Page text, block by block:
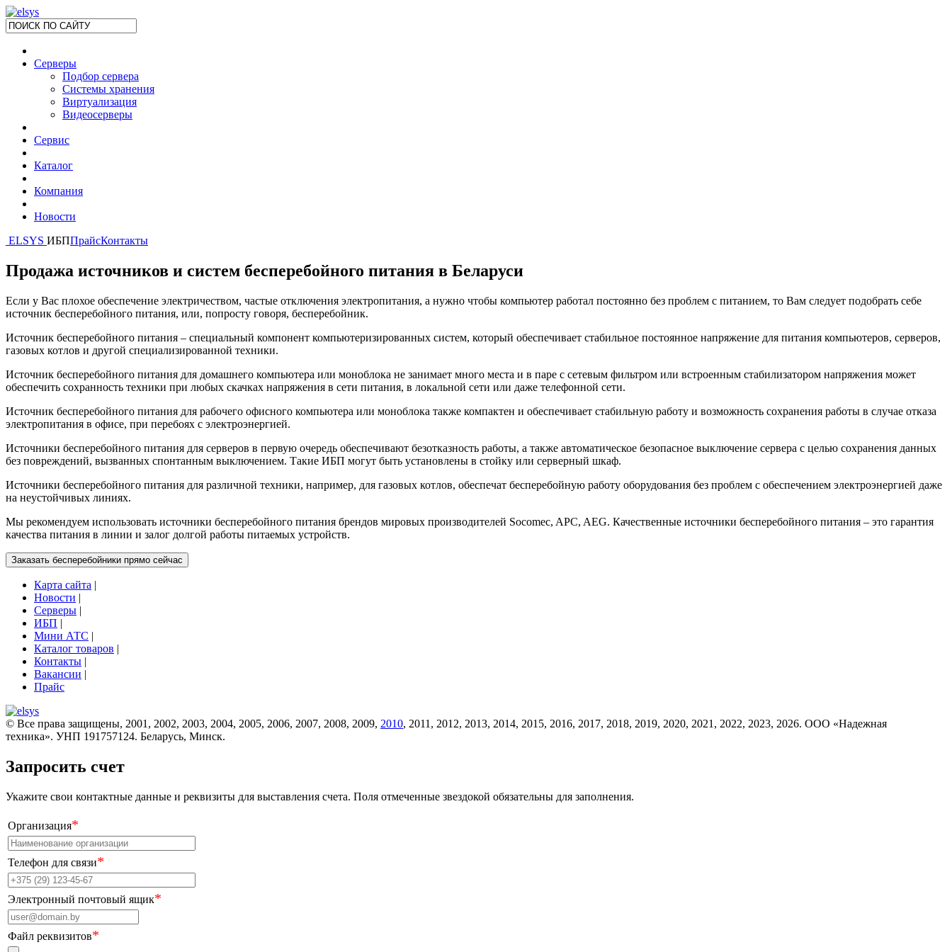
Серверы
Подбор сервера
Системы хранения
Виртуализация
Видеосерверы
Сервис
Каталог
Компания
Новости
ELSYS ИБППрайсКонтакты
Продажа источников и систем бесперебойного питания в Беларуси
Если у Вас плохое обеспечение электричеством, частые отключения электропитания, а нужно чтобы компьютер работал постоянно без проблем с питанием, то Вам следует подобрать себе
источник бесперебойного питания, или, попросту говоря, бесперебойник.
Источник бесперебойного питания – специальный компонент компьютеризированных систем, который обеспечивает стабильное постоянное напряжение для питания компьютеров, серверов,
газовых котлов и другой специализированной техники.
Источник бесперебойного питания для домашнего компьютера или моноблока не занимает много места и в паре с сетевым фильтром или встроенным стабилизатором напряжения может
обеспечить сохранность техники при любых скачках напряжения в сети питания, в локальной сети или даже телефонной сети.
Источник бесперебойного питания для рабочего офисного компьютера или моноблока также компактен и обеспечивает стабильную работу и возможность сохранения работы в случае отказа
электропитания в офисе, при перебоях с электроэнергией.
Источники бесперебойного питания для серверов в первую очередь обеспечивают безотказность работы, а также автоматическое безопасное выключение сервера с целью сохранения данных
без повреждений, вызванных спонтанным выключением. Такие ИБП могут быть установлены в стойку или серверный шкаф.
Источники бесперебойного питания для различной техники, например, для газовых котлов, обеспечат бесперебойную работу оборудования без проблем с обеспечением электроэнергией даже
на неустойчивых линиях.
Мы рекомендуем использовать источники бесперебойного питания брендов мировых производителей Socomec, APC, AEG. Качественные источники бесперебойного питания – это гарантия
качества питания в линии и залог долгой работы питаемых устройств.
Карта сайта |
Новости |
Серверы |
ИБП |
Мини АТС |
Каталог товаров |
Контакты |
Вакансии |
Прайс
© Все права защищены, 2001, 2002, 2003, 2004, 2005, 2006, 2007, 2008, 2009, 2010, 2011, 2012, 2013, 2014, 2015, 2016, 2017, 2018, 2019, 2020, 2021, 2022, 2023, 2026. ООО «Надежная
техника». УНП 191757124. Беларусь, Минск.
Запросить счет
Укажите свои контактные данные и реквизиты для выставления счета. Поля отмеченные звездокой обязательны для заполнения.
Организация*
Телефон для связи*
Электронный почтовый ящик*
Файл реквизитов*